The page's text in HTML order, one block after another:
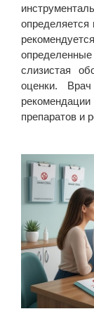
слизистая
оценки.
препаратов и